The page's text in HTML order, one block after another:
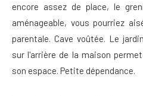
encore assez de place, le
aménageable, vous pourriez
parentale. Cave voûtée. Le
sur l'arrière de la maison
son espace. Petite dépendance.